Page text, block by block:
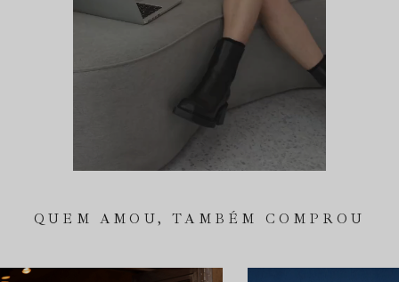
QUEM AMOU, TAMBÉM COMPROU